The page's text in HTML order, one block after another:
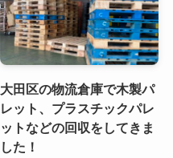
大田区の物流倉庫で木製パ
レット、プラスチックパレ
ットなどの回収をしてきま
した！